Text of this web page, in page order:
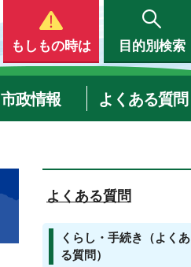
もしもの時は 目的別検索
市政情報 よくある質問
よくある質問
くらし・手続き（よくあ
る質問）